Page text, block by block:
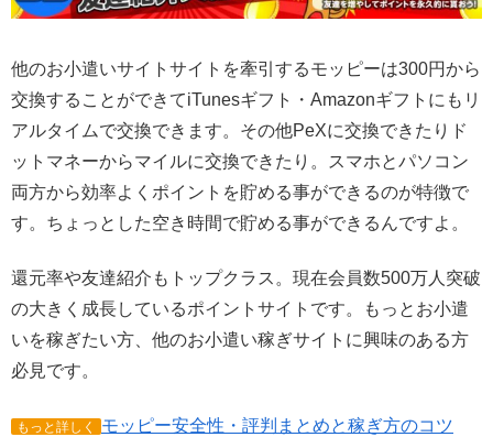
他のお小遣いサイトサイトを牽引するモッピーは300円から
交換することができてiTunesギフト・Amazonギフトにもリ
アルタイムで交換できます。その他PeXに交換できたりド
ットマネーからマイルに交換できたり。スマホとパソコン
両方から効率よくポイントを貯める事ができるのが特徴で
す。ちょっとした空き時間で貯める事ができるんですよ。
還元率や友達紹介もトップクラス。現在会員数500万人突破
の大きく成長しているポイントサイトです。もっとお小遣
いを稼ぎたい方、他のお小遣い稼ぎサイトに興味のある方
必見です。
もっと詳しく モッピー安全性・評判まとめと稼ぎ方のコツ